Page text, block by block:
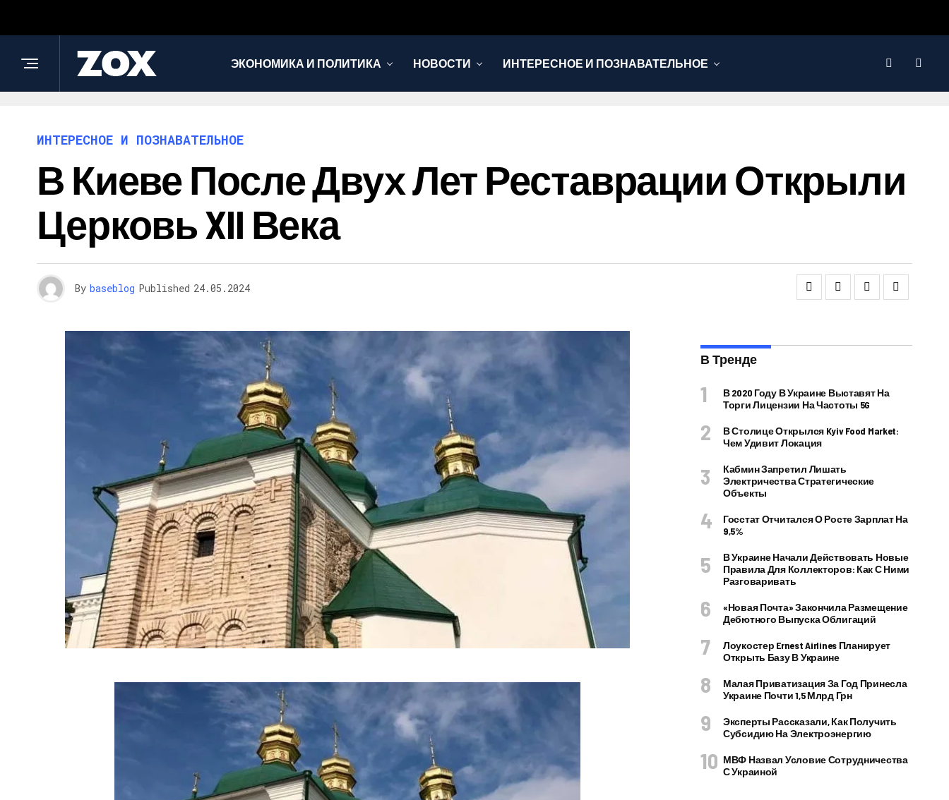
ЭКОНОМИКА И ПОЛИТИКА НОВОСТИ ИНТЕРЕСНОЕ И ПОЗНАВАТЕЛЬНОЕ
ИНТЕРЕСНОЕ И ПОЗНАВАТЕЛЬНОЕ
В Киеве После Двух Лет Реставрации Открыли
Церковь XII Века
By baseblog Published 24.05.2024
В Тренде
В 2020 Году В Украине Выставят На
Торги Лицензии На Частоты 5G
В Столице Открылся Kyiv Food Market:
Чем Удивит Локация
Кабмин Запретил Лишать
Электричества Стратегические
Объекты
Госстат Отчитался О Росте Зарплат На
9,5%
В Украине Начали Действовать Новые
Правила Для Коллекторов: Как С Ними
Разговаривать
«Новая Почта» Закончила Размещение
Дебютного Выпуска Облигаций
Лоукостер Ernest Airlines Планирует
Открыть Базу В Украине
Малая Приватизация За Год Принесла
Украине Почти 1,5 Млрд Грн
Эксперты Рассказали, Как Получить
Субсидию На Электроэнергию
МВФ Назвал Условие Сотрудничества
С Украиной